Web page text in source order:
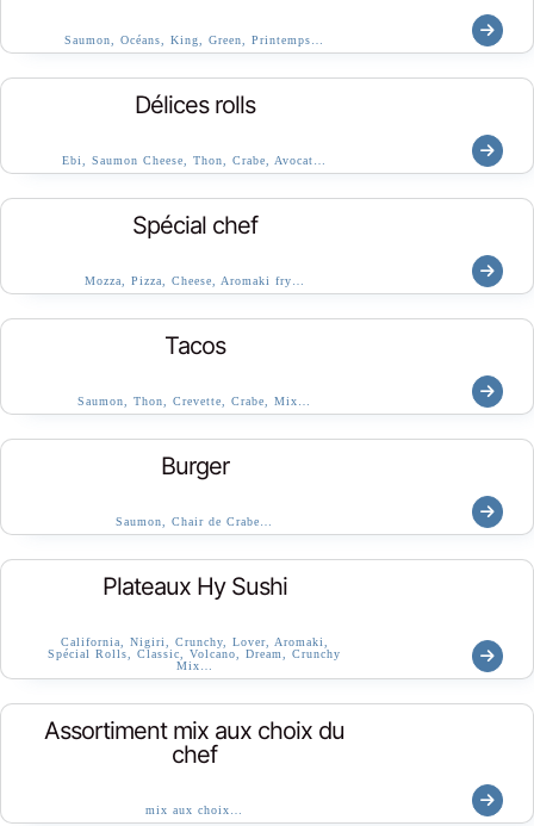
Saumon, Océans, King, Green, Printemps…
Délices rolls
Ebi, Saumon Cheese, Thon, Crabe, Avocat…
Spécial chef
Mozza, Pizza, Cheese, Aromaki fry…
Tacos
Saumon, Thon, Crevette, Crabe, Mix…
Burger
Saumon, Chair de Crabe…
Plateaux Hy Sushi
California, Nigiri, Crunchy, Lover, Aromaki,
Spécial Rolls, Classic, Volcano, Dream, Crunchy
Mix…
Assortiment mix aux choix du
chef
mix aux choix…